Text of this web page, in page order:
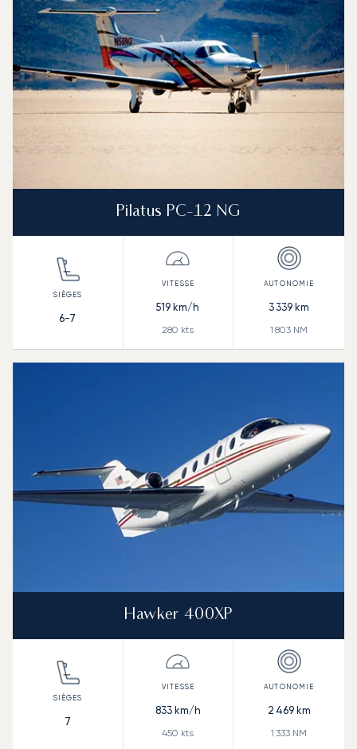
Pilatus PC-12 NG
6-7
519 km/h
280 kts
3 339 km
1 803 NM
Hawker 400XP
7
833km/h
450 kts
2 469km
1 333 NM